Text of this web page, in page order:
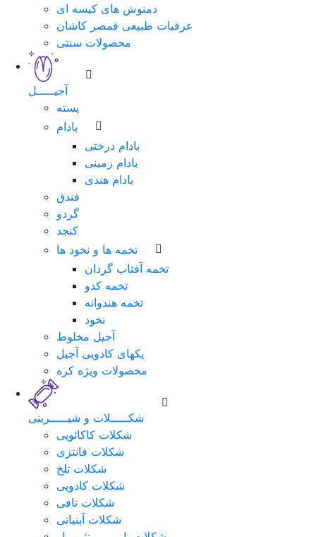
دمنوش های کیسه ای
عرقیات طبیعی قمصر کاشان
محصولات سنتی
آجیـــــل
پسته
بادام
بادام درختی
بادام زمینی
بادام هندی
فندق
گردو
کنجد
تخمه ها و نخود ها
تخمه آفتاب گردان
تخمه کدو
تخمه هندوانه
نخود
آجیل مخلوط
پکهای کادویی آجیل
محصولات ویژه کره
شکـــــلات و شیـــــرینی
شکلات کاکائویی
شکلات فانتزی
شکلات تلخ
شکلات کادویی
شکلات تافی
شکلات آبنباتی